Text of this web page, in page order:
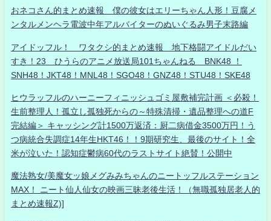
おネコさん的まとめ速報 僕の彼女はエリーちゃん人形！豆腐メ
ンタルメンヘラ電波中年アルバイターのぬいぐるみ男子末路編
アイドッフル！ ワタクシ的まとめ速報 地下格闘アイドルだい
すき！23 ひうらのアニメ放送局101ちゃんねる BNK48 ！
SNH48！JKT48！MNL48！SGO48！GNZ48！STU48！SKE48
ヒウラッフルのハーニーフィニッシュゴミ屋敷補完計画 ＜必殺！
生前整理人！孤立し孤独死からの～特殊清掃・遺品整理への道F
完結編＞ キャッシング計1500万返済：厨二病借金3500万円！う
つ病統合失調症14年生HKT46！！9期研究生、最後のサイト！全
米が泣いた！認知症鬱病60代のラストサイト絶賛！公開中
魔法熟女/美魔女ッ娘メグみみちゃんのニートッフルステーション
MAX！ ニート仙人仙女の映画三昧老後生活！（無職孤独居老人的
まとめ速報Z)]